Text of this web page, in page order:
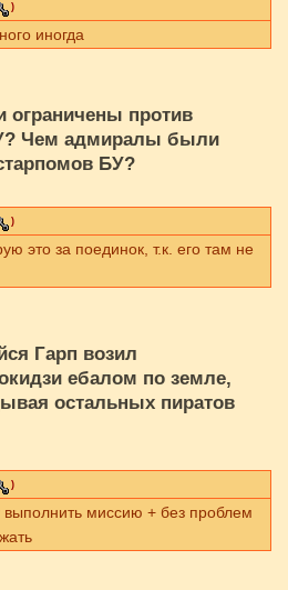
)
иногда
против
Чем адмиралы были
БУ?
)
это за поединок, т.к. его там не
Гарп возил
ебалом по земле,
остальных пиратов
)
миссию + без проблем